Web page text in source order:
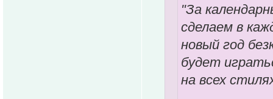
"За
сделаем в
новый год
будет
на всех